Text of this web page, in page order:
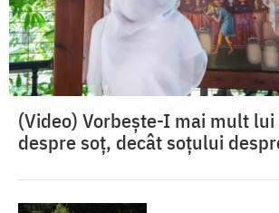
(Video) Vorbește-I mai mult lui
despre soț, decât soțului